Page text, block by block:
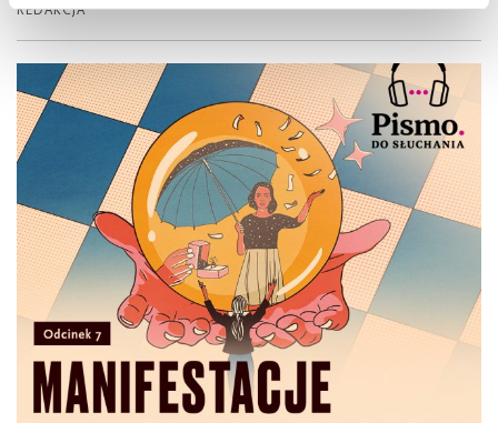
REDAKCJA